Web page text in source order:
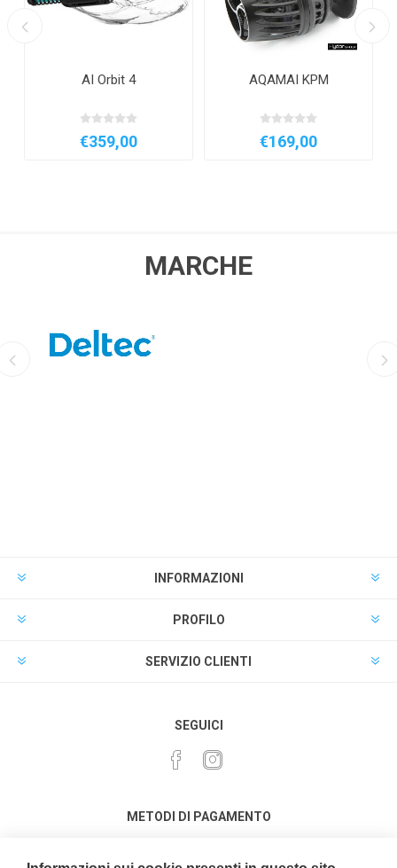
AI Orbit 4
€359,00
AQAMAI KPM
€169,00
MARCHE
INFORMAZIONI
PROFILO
SERVIZIO CLIENTI
SEGUICI
METODI DI PAGAMENTO